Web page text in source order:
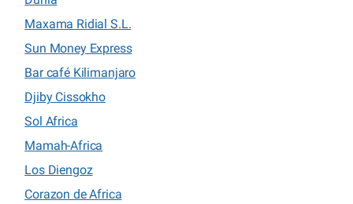
Maxama Ridial S.L.
Sun Money Express
Bar café Kilimanjaro
Djiby Cissokho
Sol Africa
Mamah-Africa
Los Diengoz
Corazon de Africa